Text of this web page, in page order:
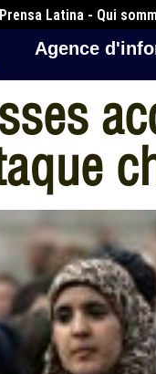
Prensa Latina - Qui
Agence